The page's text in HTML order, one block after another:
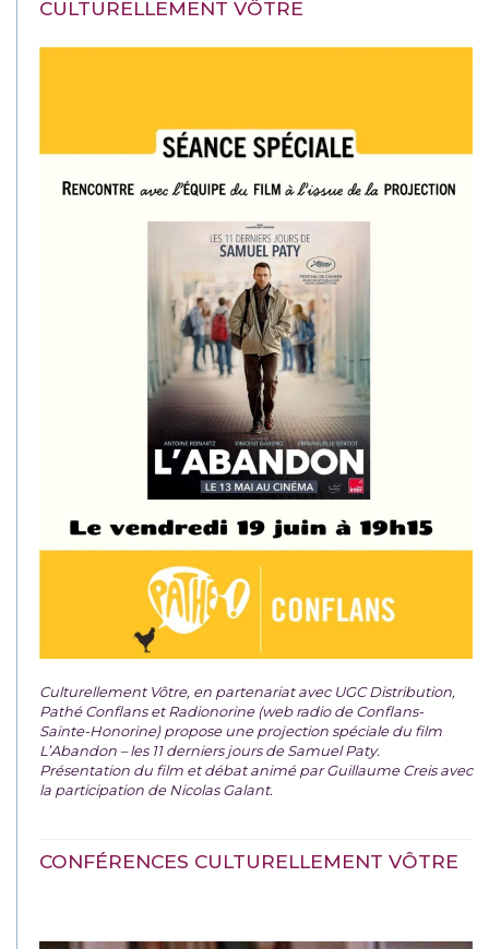
CULTURELLEMENT VÔTRE
Culturellement Vôtre, en partenariat avec UGC Distribution,
Pathé Conflans et Radionorine (web radio de Conflans-
Sainte-Honorine) propose une projection spéciale du film
L’Abandon – les 11 derniers jours de Samuel Paty.
Présentation du film et débat animé par Guillaume Creis avec
la participation de Nicolas Galant.
CONFÉRENCES CULTURELLEMENT VÔTRE